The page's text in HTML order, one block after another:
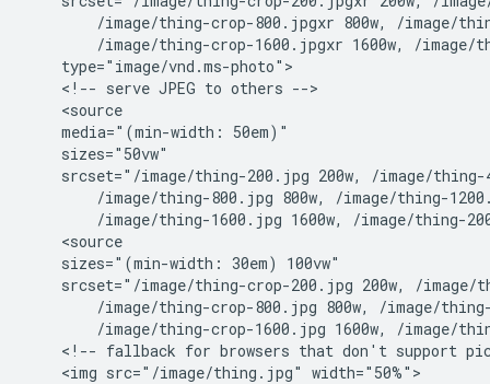
/image/thing-crop-800.jpgxr 800w, /image/
/image/thing-crop-1600.jpgxr 1600w, /image/
    type="image/vnd.ms-photo">
    <!-- serve JPEG to others -->
    <source
    media="(min-width: 50em)"
    sizes="50vw"
srcset="/image/thing-200.jpg 200w, /image/
/image/thing-800.jpg 800w, /image/thing-
/image/thing-1600.jpg 1600w, /image/thing-
    <source
    sizes="(min-width: 30em) 100vw"
srcset="/image/thing-crop-200.jpg 200w, /image/
/image/thing-crop-800.jpg 800w, /image/
/image/thing-crop-1600.jpg 1600w, /image/
<!-- fallback for browsers that don't support
    <img src="/image/thing.jpg" width="50%">